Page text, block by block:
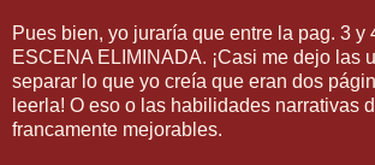
Pues bien, yo juraría que entre la pag. 3 y
ESCENA ELIMINADA. ¡Casi me dejo las
separar lo que yo creía que eran dos
leerla! O eso o las habilidades narrativas
francamente mejorables.